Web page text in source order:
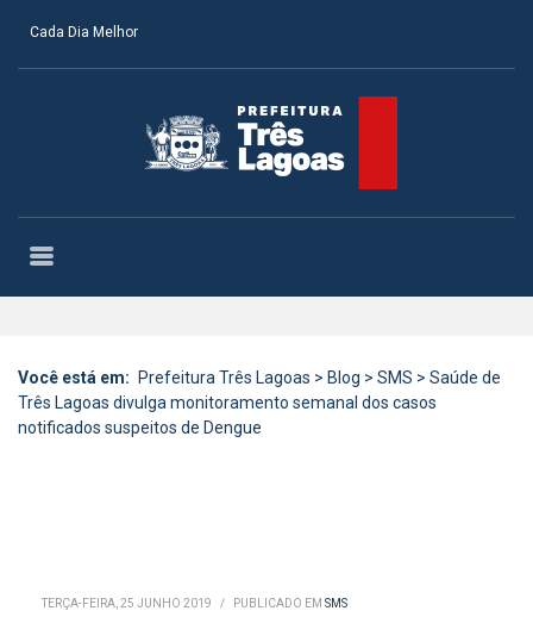
Cada Dia Melhor
Você está em: Prefeitura Três Lagoas > Blog > SMS > Saúde de
Três Lagoas divulga monitoramento semanal dos casos
notificados suspeitos de Dengue
TERÇA-FEIRA, 25 JUNHO 2019 / PUBLICADO EM SMS